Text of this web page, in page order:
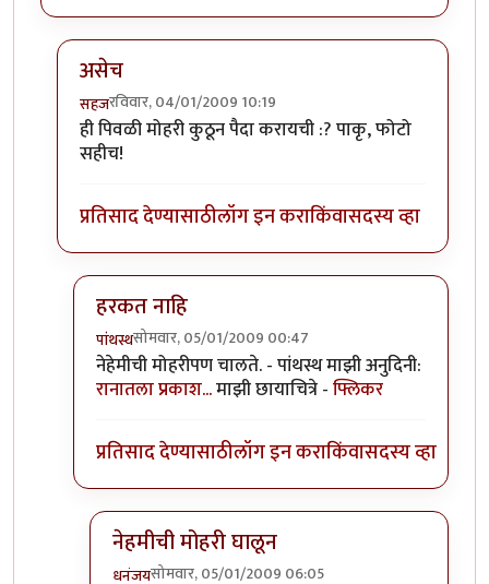
असेच
सहजरविवार, 04/01/2009 10:19
In reply toसुरेख चित्रेbyधनंजय
ही पिवळी मोहरी कुठून पैदा करायची :? पाकृ, फोटो
सहीच!
प्रतिसाद देण्यासाठीलॉग इन कराकिंवासदस्य व्हा
हरकत नाहि
पांथस्थसोमवार, 05/01/2009 00:47
In reply toअसेचbyसहज
नेहेमीची मोहरीपण चालते. - पांथस्थ माझी अनुदिनी:
रानातला प्रकाश...माझी छायाचित्रे -फ्लिकर
प्रतिसाद देण्यासाठीलॉग इन कराकिंवासदस्य व्हा
नेहमीची मोहरी घालून
धनंजयसोमवार, 05/01/2009 06:05